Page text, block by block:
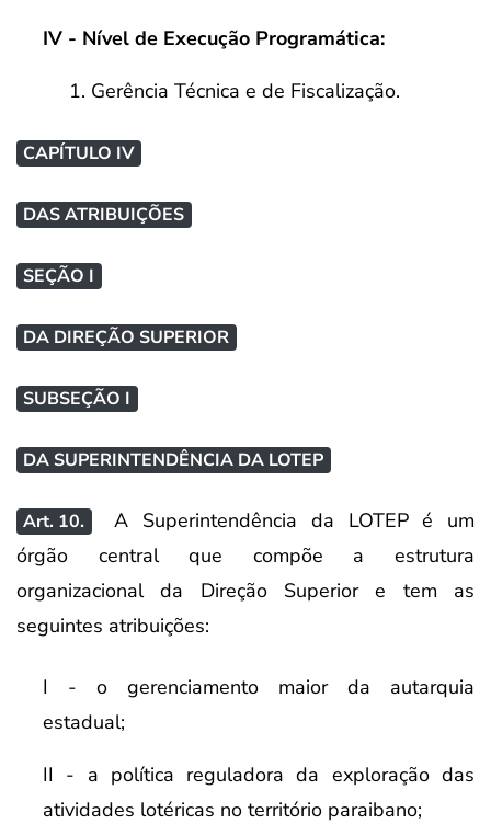
IV - Nível de Execução Programática:
1. Gerência Técnica e de Fiscalização.
CAPÍTULO IV
DAS ATRIBUIÇÕES
SEÇÃO I
DA DIREÇÃO SUPERIOR
SUBSEÇÃO I
DA SUPERINTENDÊNCIA DA LOTEP
Art. 10.
A Superintendência da LOTEP é um
órgão central que compõe a estrutura
organizacional da Direção Superior e tem as
seguintes atribuições:
I - o gerenciamento maior da autarquia
estadual;
II - a política reguladora da exploração das
atividades lotéricas no território paraibano;